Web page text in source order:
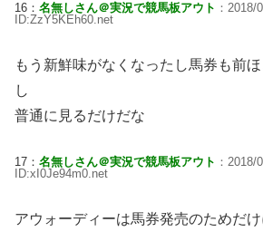
16： 名無しさん＠実況で競馬板アウト ：2018/
ID:ZzY5KEh60.net
もう新鮮味がなくなったし馬券も前
し
普通に見るだけだな
17： 名無しさん＠実況で競馬板アウト ：2018/
ID:xI0Je94m0.net
アウォーディーは馬券発売のためだ